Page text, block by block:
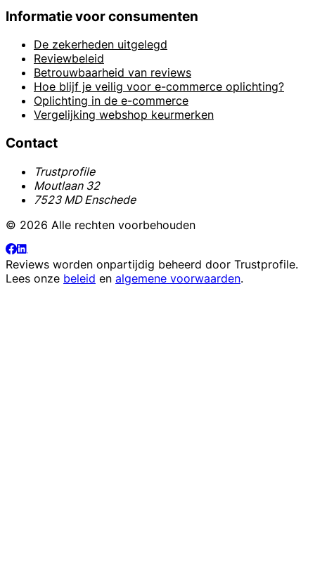
Informatie voor consumenten
De zekerheden uitgelegd
Reviewbeleid
Betrouwbaarheid van reviews
Hoe blijf je veilig voor e-commerce oplichting?
Oplichting in de e-commerce
Vergelijking webshop keurmerken
Contact
Trustprofile
Moutlaan 32
7523 MD Enschede
© 2026 Alle rechten voorbehouden
Reviews worden onpartijdig beheerd door Trustprofile.
Lees onze beleid en algemene voorwaarden.